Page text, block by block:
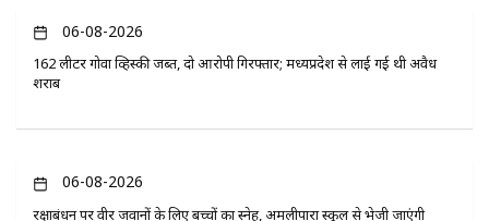
06-08-2026
162 लीटर गोवा व्हिस्की जब्त, दो आरोपी गिरफ्तार; मध्यप्रदेश से लाई गई थी अवैध
शराब
06-08-2026
रक्षाबंधन पर वीर जवानों के लिए बच्चों का स्नेह, अमलीपारा स्कूल से भेजी जाएंगी